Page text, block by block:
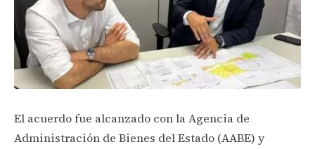
El acuerdo fue alcanzado con la Agencia de
Administración de Bienes del Estado (AABE) y